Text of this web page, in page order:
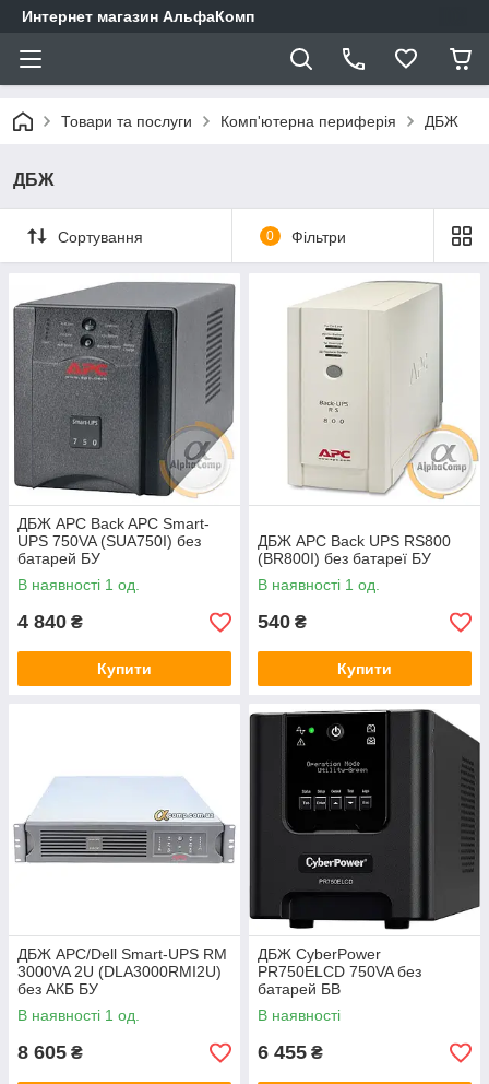
Интернет магазин АльфаКомп
Товари та послуги Комп'ютерна периферія ДБЖ
ДБЖ
Сортування 0 Фільтри
ДБЖ APC Back APC Smart-
UPS 750VA (SUA750I) без
батарей БУ
В наявності 1 од.
4 840 ₴
Купити
ДБЖ APC Back UPS RS800
(BR800I) без батареї БУ
В наявності 1 од.
540 ₴
Купити
ДБЖ APC/Dell Smart-UPS RM
3000VA 2U (DLA3000RMI2U)
без АКБ БУ
В наявності 1 од.
8 605 ₴
ДБЖ CyberPower
PR750ELCD 750VA без
батарей БВ
В наявності
6 455 ₴